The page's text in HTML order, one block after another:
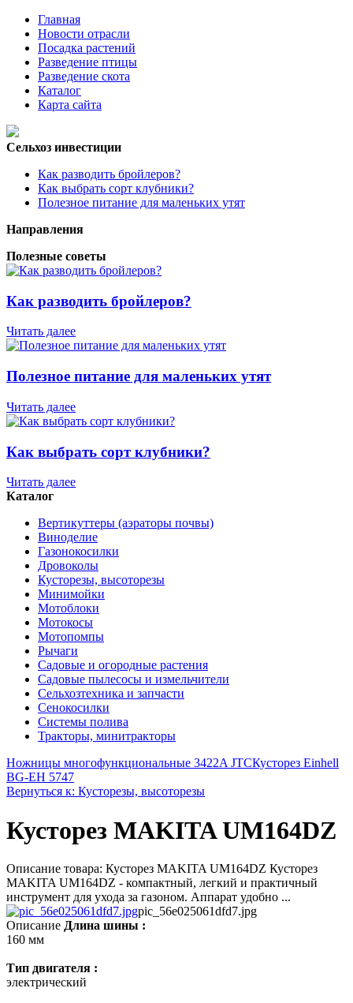
Главная
Новости отрасли
Посадка растений
Разведение птицы
Разведение скота
Каталог
Карта сайта
Сельхоз инвестиции
Как разводить бройлеров?
Как выбрать сорт клубники?
Полезное питание для маленьких утят
Направления
Полезные советы
Как разводить бройлеров?
Читать далее
Полезное питание для маленьких утят
Читать далее
Как выбрать сорт клубники?
Читать далее
Каталог
Вертикуттеры (аэраторы почвы)
Виноделие
Газонокосилки
Дровоколы
Кусторезы, высоторезы
Минимойки
Мотоблоки
Мотокосы
Мотопомпы
Рычаги
Садовые и огородные растения
Садовые пылесосы и измельчители
Сельхозтехника и запчасти
Сенокосилки
Системы полива
Тракторы, минитракторы
Ножницы многофункциональные 3422A JTCКусторез Einhell
BG-EH 5747
Вернуться к: Кусторезы, высоторезы
Кусторез MAKITA UM164DZ
Описание товара: Кусторез MAKITA UM164DZ Кусторез
MAKITA UM164DZ - компактный, легкий и практичный
инструмент для ухода за газоном. Аппарат удобно ...
pic_56e025061dfd7.jpg
Описание Длина шины :
160 мм
Тип двигателя :
электрический